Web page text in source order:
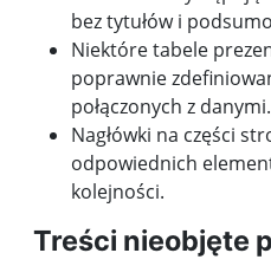
bez tytułów i
Niektóre tabele
poprawnie
połączonych z danymi.
Nagłówki na części
odpowiednich
kolejności.
Treści nieobjęte